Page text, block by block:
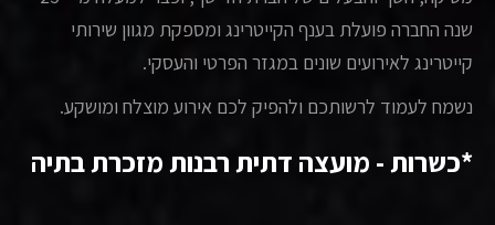
שנה החברה פועלת בענף הקייטרינג ומספקת מגוון שירותי
קייטרינג לאירועים שונים במגזר הפרטי והעסקי.
נשמח לעמוד לרשותכם ולהפיק לכם אירוע מוצלח ומושקע.
*כשרות - מועצה דתית רבנות מזכרת בתיה